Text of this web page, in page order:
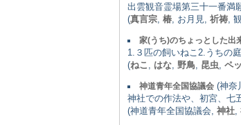
出雲観音霊場第三十一番満
(真言宗 椿 , お月見, 祈祷 ,
家(うち)のちょっとした出
1.３匹の飼いねこ2.うちの
(ねこ はな 野鳥 昆虫 ペ
神道青年全国協議会 (神奈
神社での作法や、初宮、七
(神道青年全国協議会, 神社